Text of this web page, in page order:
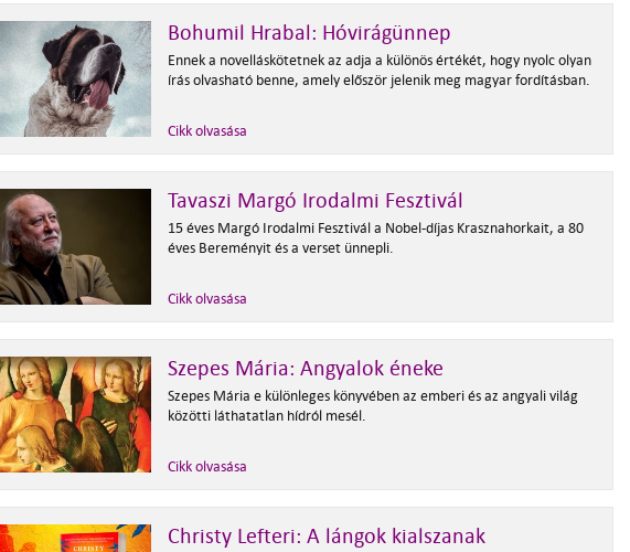
Bohumil Hrabal: Hóvirágünnep
Ennek a novelláskötetnek az adja a különös értékét, hogy nyolc olyan
írás olvasható benne, amely először jelenik meg magyar fordításban.
Cikk olvasása
Tavaszi Margó Irodalmi Fesztivál
15 éves Margó Irodalmi Fesztivál a Nobel-díjas Krasznahorkait, a 80
éves Bereményit és a verset ünnepli.
Cikk olvasása
Szepes Mária: Angyalok éneke
Szepes Mária e különleges könyvében az emberi és az angyali világ
közötti láthatatlan hídról mesél.
Cikk olvasása
Christy Lefteri: A lángok kialszanak